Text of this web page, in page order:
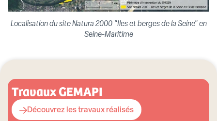
Localisation du site Natura 2000 "Iles et berges de la Seine" en
Seine-Maritime
Travaux GEMAPI
Découvrez les travaux réalisés